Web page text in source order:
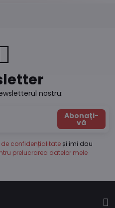
nostru:
Abonați-
vă
confidențialitate și îmi dau
prelucrarea datelor mele